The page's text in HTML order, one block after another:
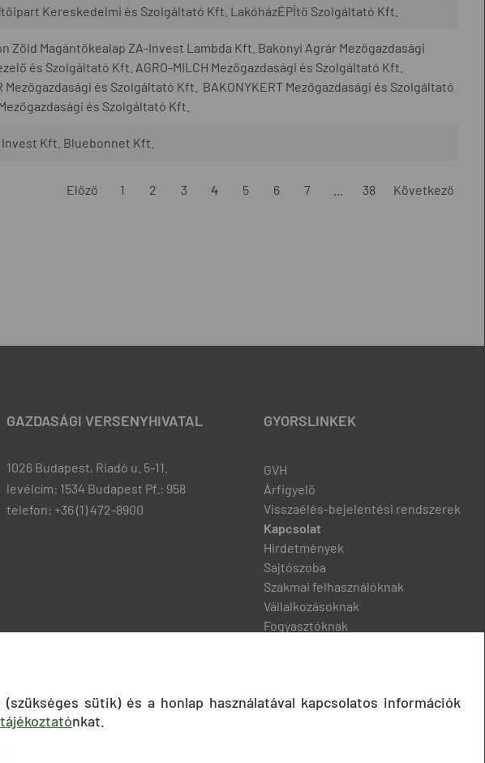
Kereskedelmi és Szolgáltató Kft. LakóházÉPÍtő Szolgáltató Kft.
Zöld Magántőkealap ZA-Invest Lambda Kft. Bakonyi Agrár Mezőgazdasági
és Szolgáltató Kft. AGRO-MILCH Mezőgazdasági és Szolgáltató Kft.
Mezőgazdasági és Szolgáltató Kft. BAKONYKERT Mezőgazdasági és Szolgáltató
és Szolgáltató Kft.
Kft. Bluebonnet Kft.
Előző 1 2 3 4 5 6 7 38 Következő
GAZDASÁGI VERSENYHIVATAL
1026 Budapest, Riadó u. 5-11.
levélcím: 1534 Budapest Pf.: 958
telefon: +36 (1) 472-8900
GYORSLINKEK
GVH
Árfigyelő
Visszaélés-bejelentési rendszerek
Kapcsolat
Hirdetmények
Sajtószoba
Szakmai felhasználóknak
Vállalkozásoknak
Fogyasztóknak
sütik) és a honlap használatával kapcsolatos információk
nkat.